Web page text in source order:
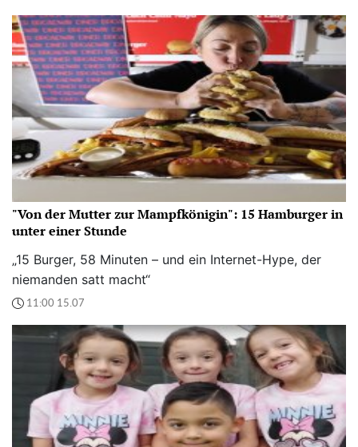
"Von der Mutter zur Mampfkönigin": 15 Hamburger in
unter einer Stunde
„15 Burger, 58 Minuten – und ein Internet-Hype, der
niemanden satt macht“
11:00 15.07